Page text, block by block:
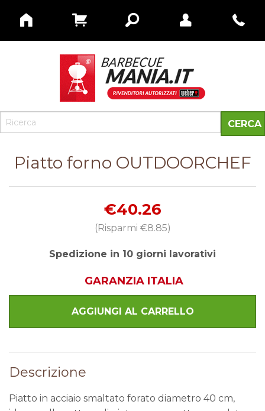
Piatto forno OUTDOORCHEF
€40.26
(Risparmi €8.85)
Spedizione in 10 giorni lavorativi
GARANZIA ITALIA
Descrizione
Piatto in acciaio smaltato forato diametro 40 cm,